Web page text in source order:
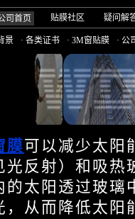
司首页 贴膜社区 疑问解
景 · 各类证书 · 3M窗贴膜 · 公
膜可以减少太阳
光反射）和吸热
的太阳透过玻璃
，从而降低太阳